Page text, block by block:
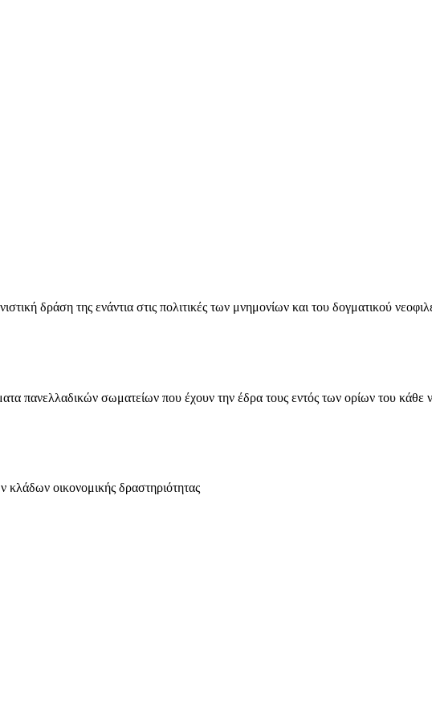
δράση της ενάντια στις πολιτικές των μνημονίων και του δογματικού
πανελλαδικών σωματείων που έχουν την έδρα τους εντός των ορίων του κάθε
οικονομικής δραστηριότητας